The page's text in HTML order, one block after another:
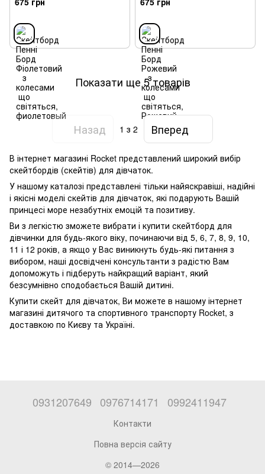
Показати ще 5 товарів
Назад 1 з 2 Вперед
В інтернет магазині Rocket представлений широкий вибір
скейтбордів (скейтів) для дівчаток.
У нашому каталозі представлені тільки найяскравіші, надійні
і якісні моделі скейтів для дівчаток, які подарують Вашій
принцесі море незабутніх емоцій та позитиву.
Ви з легкістю зможете вибрати і купити скейтборд для
дівчинки для будь-якого віку, починаючи від 5, 6, 7, 8, 9, 10,
11 і 12 років, а якщо у Вас виникнуть будь-які питання з
вибором, наші досвідчені консультанти з радістю Вам
допоможуть і підберуть найкращий варіант, який
безсумнівно сподобається Вашій дитині.
Купити скейт для дівчаток, Ви можете в нашому інтернет
магазині дитячого та спортивного транспорту Rocket, з
доставкою по Києву та Україні.
0931207649 0976714171 0992411947
Контакти
Повна версія сайту
© 2014—2026